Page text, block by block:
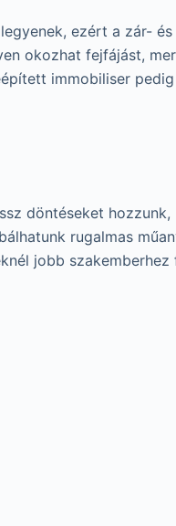
ezért a zár-
okozhat fejfájást,
immobiliser
döntéseket
rugalmas
jobb